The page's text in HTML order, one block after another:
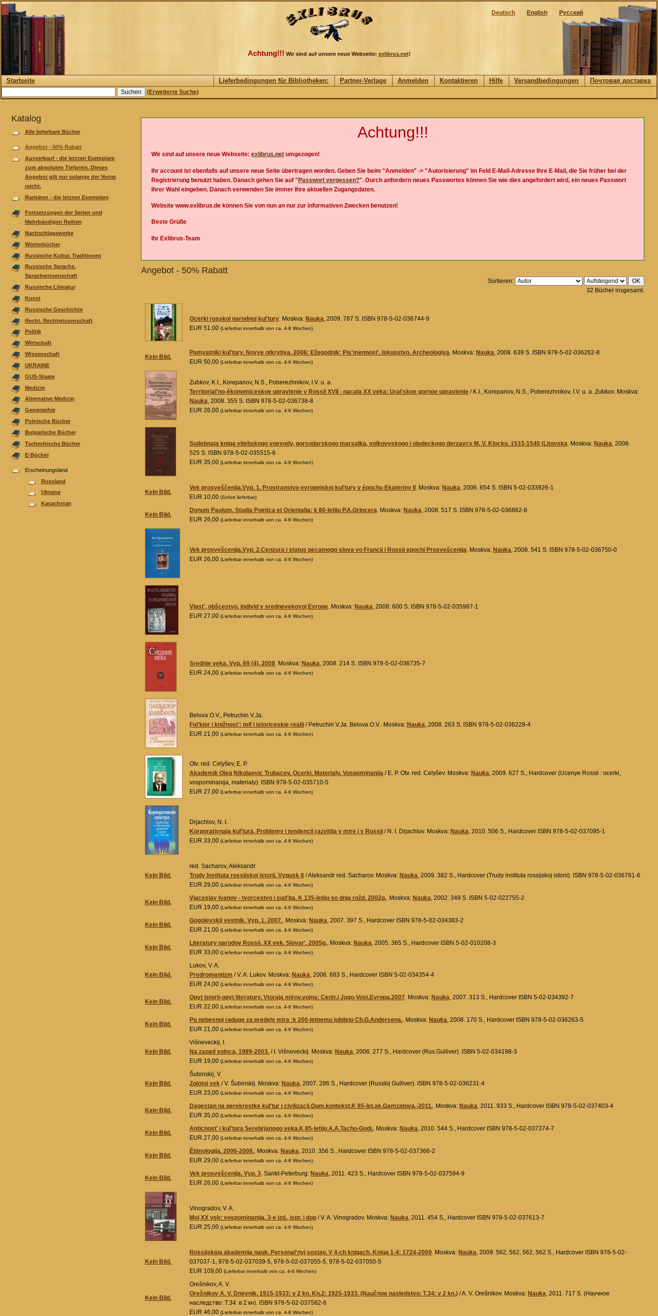
Русский
English
Deutsch
Achtung!!! Wir sind auf unsere neue Webseite: exlibrus.net!
Startseite Lieferbedingungen für Bibliotheken: Partner-Verlage Anmelden Kontaktieren Hilfe Versandbedingungen Почтовая доставка
(Erweiterte Suche)
Katalog
Alle lieferbare Bücher
Angebot - 50% Rabatt
Ausverkauf - die letzten Exemplare
zum absoluten Tiefpreis. Dieses
Angebot gilt nur solange der Vorrat
reicht.
Raritäten - die letzten Exemplare
Fortsetzungen der Serien und
Mehrbändigen Reihen
Nachschlagewerke
Wörterbücher
Russische Kultur. Traditionen
Russische Sprache.
Sprachwissenschaft
Russische Literatur
Kunst
Russische Geschichte
Recht. Rechtwissenschaft
Politik
Wirtschaft
Wissenschaft
UKRAINE
GUS-Staate
Medizin
Alternative Medizin
Geographie
Polnische Bücher
Bulgarische Bücher
Tschechische Bücher
E-Bücher
Erscheinungsland
Russland
Ukraine
Kasachstan
Achtung!!!
Wir sind auf unsere neue Webseite: exlibrus.net umgezogen!
Ihr account ist ebenfalls auf unsere neue Seite übertragen worden. Geben Sie beim "Anmelden" -> "Autorisierung" im Feld E-Mail-Adresse Ihre E-Mail, die Sie früher bei der
Registrierung benutzt haben. Danach gehen Sie auf "Passwort vergessen?". Durch anfordern neues Passwortes können Sie wie dies angefordert wird, ein neues Passwort
Ihrer Wahl eingeben. Danach verwenden Sie immer Ihre aktuellen Zugangsdaten.
Website www.exlibrus.de können Sie von nun an nur zur informativen Zwecken benutzen!
Beste Grüße
Ihr Exlibrus-Team
Angebot - 50% Rabatt
Sortieren:
32 Bücher insgesamt.
Ocerki russkoj narodnoj kul'tury. Moskva: Nauka, 2009. 787 S. ISBN 978-5-02-036744-9
EUR 51,00 (Lieferbar innerhalb von ca. 4-6 Wochen)
Kein Bild.
Pamyatniki kul'tury. Novye otkrytiya. 2006: Ežegodnik: Pis'mennost'. Iskusstvo. Archeologiya. Moskva: Nauka, 2008. 639 S. ISBN 978-5-02-036262-8
EUR 50,00 (Lieferbar innerhalb von ca. 4-6 Wochen)
Zubkov, K.I., Korepanov, N.S., Poberezhnikov, I.V. u. a.
Territorial'no-ékonomiceskoe upravlenie v Rossii XVII - nacala XX veka: Ural'skoe gornoe upravlenie / K.I., Korepanov, N.S., Poberezhnikov, I.V. u. a. Zubkov. Moskva:
Nauka, 2008. 355 S. ISBN 978-5-02-036738-8
EUR 26,00 (Lieferbar innerhalb von ca. 4-6 Wochen)
Sudebnaja kniga vitebskogo voevody, gorsodarskogo marsalka, volkovyskogo i oboleckogo derzavcy M. V. Klocko. 1533-1540 (Litovska. Moskva: Nauka, 2008.
525 S. ISBN 978-5-02-035515-6
EUR 35,00 (Lieferbar innerhalb von ca. 4-6 Wochen)
Kein Bild.
Vek prosveščenija.Vyp. 1. Prostranstvo evropejskoj kul'tury v épochu Ekateriny II . Moskva: Nauka, 2006. 654 S. ISBN 5-02-033926-1
EUR 10,00 (Sofort lieferbar)
Kein Bild.
Donum Paulum. Studia Poetica et Orientalia: k 80-letiju P.A.Grincera. Moskva: Nauka, 2008. 517 S. ISBN 978-5-02-036882-8
EUR 26,00 (Lieferbar innerhalb von ca. 4-6 Wochen)
Vek prosvešcenija.Vyp. 2.Cenzura i status pecatnogo slova vo Francii i Rossii epochi Prosvešcenija. Moskva: Nauka, 2008. 541 S. ISBN 978-5-02-036750-0
EUR 26,00 (Lieferbar innerhalb von ca. 4-6 Wochen)
Vlast', obšcestvo, individ v srednevekovoj Evrope. Moskva: Nauka, 2008. 600 S. ISBN 978-5-02-035987-1
EUR 27,00 (Lieferbar innerhalb von ca. 4-6 Wochen)
Srednie veka. Vyp. 69 (4). 2008. Moskva: Nauka, 2008. 214 S. ISBN 978-5-02-036735-7
EUR 24,00 (Lieferbar innerhalb von ca. 4-6 Wochen)
Belova O.V., Petruchin V.Ja.
Fol'klor i knižnost': mif i istoriceskie realii / Petruchin V.Ja. Belova O.V.. Moskva: Nauka, 2008. 263 S. ISBN 978-5-02-036228-4
EUR 21,00 (Lieferbar innerhalb von ca. 4-6 Wochen)
Otv. red. Celyšev, E. P.
Akademik Oleg Nikolaevic Trubacev. Ocerki. Materialy. Vospominanija / E. P. Otv. red. Celyšev. Moskva: Nauka, 2009. 627 S., Hardcover (Ucenye Rossii : ocerki,
vospominanija, materialy). ISBN 978-5-02-035710-5
EUR 27,00 (Lieferbar innerhalb von ca. 4-6 Wochen)
Drjachlov, N. I.
Korporativnaja kul'tura. Problemy i tendencii razvitija v mire i v Rossii / N. I. Drjachlov. Moskva: Nauka, 2010. 506 S., Hardcover ISBN 978-5-02-037095-1
EUR 33,00 (Lieferbar innerhalb von ca. 4-6 Wochen)
Kein Bild.
red. Sacharov, Aleksandr
Trudy Instituta rossijskoj istorii. Vypusk 8 / Aleksandr red. Sacharov. Moskva: Nauka, 2009. 382 S., Hardcover (Trudy instituta rossijskoj istorii). ISBN 978-5-02-036761-6
EUR 29,00 (Lieferbar innerhalb von ca. 4-6 Wochen)
Kein Bild.
Vjaceslav Ivanov - tvorcestvo i sud'ba. K 135-letiju so dnja rožd. 2002g.. Moskva: Nauka, 2002. 349 S. ISBN 5-02-022755-2
EUR 19,00 (Lieferbar innerhalb von ca. 4-6 Wochen)
Kein Bild.
Gogolevskij vestnik. Vyp. 1. 2007.. Moskva: Nauka, 2007. 397 S., Hardcover ISBN 978-5-02-034383-2
EUR 21,00 (Lieferbar innerhalb von ca. 4-6 Wochen)
Kein Bild.
Literatury narodov Rossii. XX vek. Slovar'. 2005g.. Moskva: Nauka, 2005. 365 S., Hardcover ISBN 5-02-010208-3
EUR 33,00 (Lieferbar innerhalb von ca. 4-6 Wochen)
Kein Bild.
Lukov, V. A.
Predromantizm / V. A. Lukov. Moskva: Nauka, 2006. 683 S., Hardcover ISBN 5-02-034354-4
EUR 24,00 (Lieferbar innerhalb von ca. 4-6 Wochen)
Kein Bild.
Opyt istorii-opyt literatury. Vtoraja mirov.vojna: Centr.i Jugo-Vost.Evropa.2007. Moskva: Nauka, 2007. 313 S., Hardcover ISBN 5-02-034392-7
EUR 22,00 (Lieferbar innerhalb von ca. 4-6 Wochen)
Kein Bild.
Po nebesnoj raduge za predely mira :k 200-letnemu jubileju Ch.G.Andersena.. Moskva: Nauka, 2008. 170 S., Hardcover ISBN 978-5-02-036263-5
EUR 21,00 (Lieferbar innerhalb von ca. 4-6 Wochen)
Kein Bild.
Višneveckij, I.
Na zapad solnca, 1989-2003. / I. Višneveckij. Moskva: Nauka, 2006. 277 S., Hardcover (Rus.Gulliver). ISBN 5-02-034198-3
EUR 19,00 (Lieferbar innerhalb von ca. 4-6 Wochen)
Kein Bild.
Šubinskij, V.
Zolotoj vek / V. Šubinskij. Moskva: Nauka, 2007. 286 S., Hardcover (Russkij Gulliver). ISBN 978-5-02-036231-4
EUR 23,00 (Lieferbar innerhalb von ca. 4-6 Wochen)
Kein Bild.
Dagestan na perekrestke kul'tur i civilizacij.Gum.kontekst.K 85-let.ak.Gamzatova.-2011.. Moskva: Nauka, 2011. 933 S., Hardcover ISBN 978-5-02-037403-4
EUR 35,00 (Lieferbar innerhalb von ca. 4-6 Wochen)
Kein Bild.
Anticnost' i kul'tura Serebrjanogo veka.K 85-letiju A.A.Tacho-Godi.. Moskva: Nauka, 2010. 544 S., Hardcover ISBN 978-5-02-037374-7
EUR 27,00 (Lieferbar innerhalb von ca. 4-6 Wochen)
Kein Bild.
Étimologija. 2006-2008.. Moskva: Nauka, 2010. 356 S., Hardcover ISBN 978-5-02-037366-2
EUR 29,00 (Lieferbar innerhalb von ca. 4-6 Wochen)
Kein Bild.
Vek prosvešcenija. Vyp. 3. Sankt-Peterburg: Nauka, 2011. 423 S., Hardcover ISBN 978-5-02-037594-9
EUR 26,00 (Lieferbar innerhalb von ca. 4-6 Wochen)
Vinogradov, V. A.
Moj XX vek: vospominanija. 3-e izd., ispr. i dop / V. A. Vinogradov. Moskva: Nauka, 2011. 454 S., Hardcover ISBN 978-5-02-037613-7
EUR 25,00 (Lieferbar innerhalb von ca. 4-6 Wochen)
Kein Bild.
Rossijskaja akademija nauk. Personal'nyj sostav. V 4-ch knigach. Kniga 1-4: 1724-2009. Moskva: Nauka, 2009. 562, 562, 562, 562 S., Hardcover ISBN 978-5-02-
037037-1, 978-5-02-037039-5, 978-5-02-037055-5, 978-5-02-037050-5
EUR 109,00 (Lieferbar innerhalb von ca. 4-6 Wochen)
Kein Bild.
Orešnikov, A. V.
Orešnikov A. V. Dnevnik. 1915-1933: v 2 kn. Kn.2: 1925-1933. (Naučnoe nasledstvo: T.34: v 2 kn.) / A. V. Orešnikov. Moskva: Nauka, 2011. 717 S. (Научное
наследство: Т.34: в 2 кн). ISBN 978-5-02-037582-6
EUR 46,00 (Lieferbar innerhalb von ca. 4-6 Wochen)